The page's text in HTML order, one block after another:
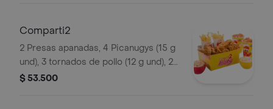
Comparti2
2 Presas apanadas, 4 Picanugys (15 g
und), 3 tornados de pollo (12 g und), 2
porciones de papas francesas
$ 53.500